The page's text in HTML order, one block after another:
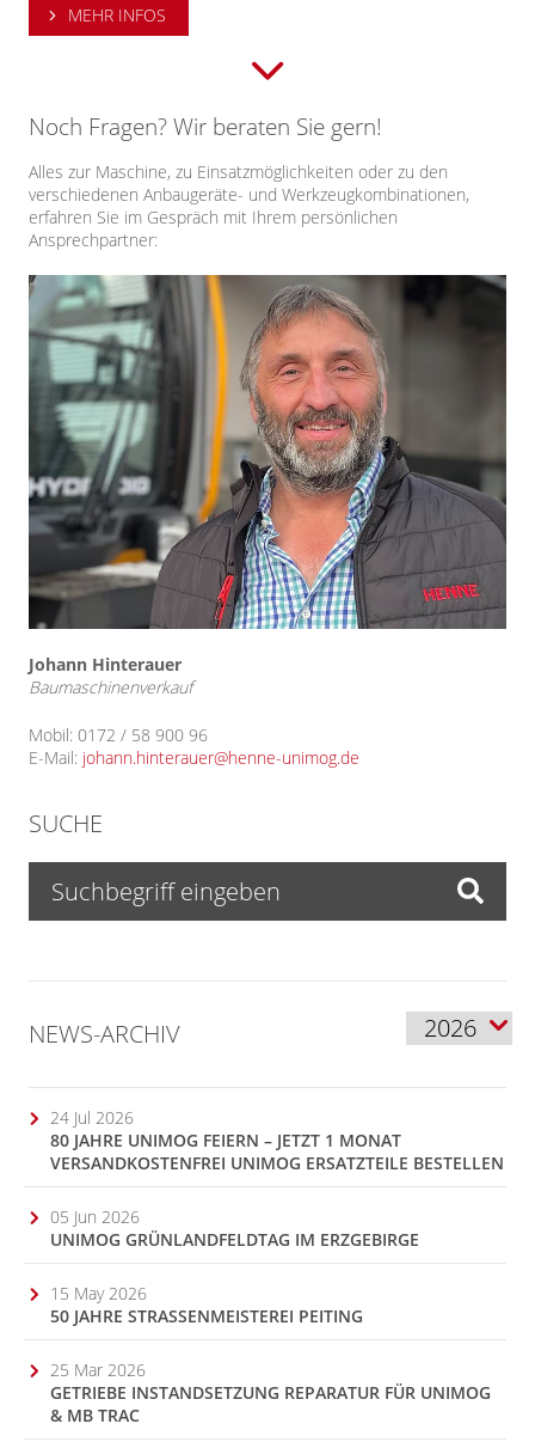
MEHR INFOS
Noch Fragen? Wir beraten Sie gern!
Alles zur Maschine, zu Einsatzmöglichkeiten oder zu den
verschiedenen Anbaugeräte- und Werkzeugkombinationen,
erfahren Sie im Gespräch mit Ihrem persönlichen
Ansprechpartner:
Johann Hinterauer
Baumaschinenverkauf
Mobil: 0172 / 58 900 96
E-Mail: johann.hinterauer@henne-unimog.de
SUCHE
NEWS-ARCHIV
24 Jul 2026
80 JAHRE UNIMOG FEIERN – JETZT 1 MONAT
VERSANDKOSTENFREI UNIMOG ERSATZTEILE BESTELLEN
05 Jun 2026
UNIMOG GRÜNLANDFELDTAG IM ERZGEBIRGE
15 May 2026
50 JAHRE STRASSENMEISTEREI PEITING
25 Mar 2026
GETRIEBE INSTANDSETZUNG REPARATUR FÜR UNIMOG
& MB TRAC